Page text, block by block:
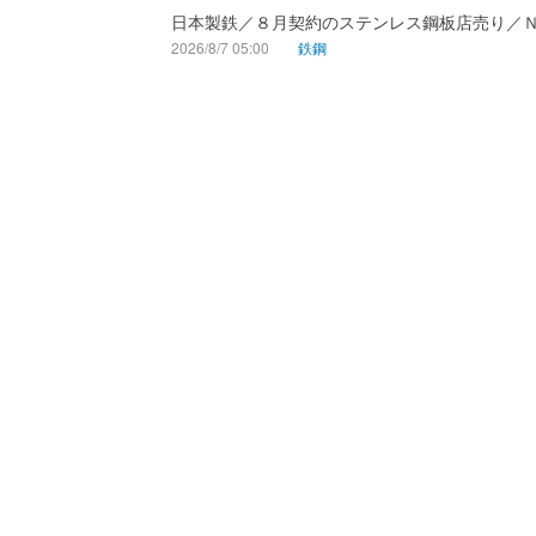
日本製鉄／８月契約のステンレス鋼板店売り／
2026/8/7 05:00 鉄鋼